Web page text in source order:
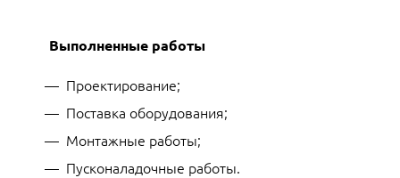
Выполненные работы
Проектирование;
Поставка оборудования;
Монтажные работы;
Пусконаладочные работы.